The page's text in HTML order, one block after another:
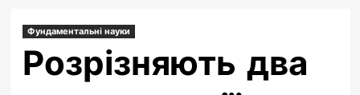
Фундаментальні науки
Розрізняють два